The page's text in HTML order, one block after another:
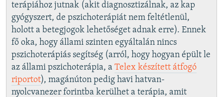
terápiához jutnak (akit diagnosztizálnak, az kap
gyógyszert, de pszichoterápiát nem feltétlenül,
holott a betegjogok lehetőséget adnak erre). Ennek
fő oka, hogy állami szinten egyáltalán nincs
pszichoterápiás segítség (arról, hogy hogyan épült le
az állami pszichoterápia, a Telex készített átfogó
riportot), magánúton pedig havi hatvan-
nyolcvanezer forintba kerülhet a terápia, amit